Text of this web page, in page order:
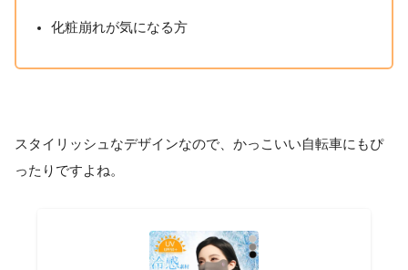
化粧崩れが気になる方
スタイリッシュなデザインなので、かっこいい自転車にもぴ
ったりですよね。